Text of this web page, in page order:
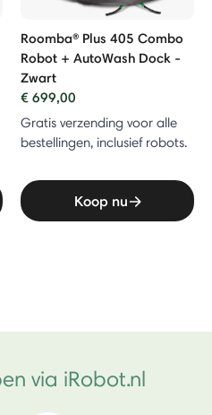
Roomba® Plus 405 Combo
Robot + AutoWash Dock -
Zwart
€ 699,00
Gratis verzending voor alle
bestellingen, inclusief robots.
Koop nu
via iRobot.nl